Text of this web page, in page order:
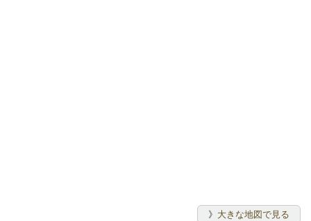
》 大きな地図で見る